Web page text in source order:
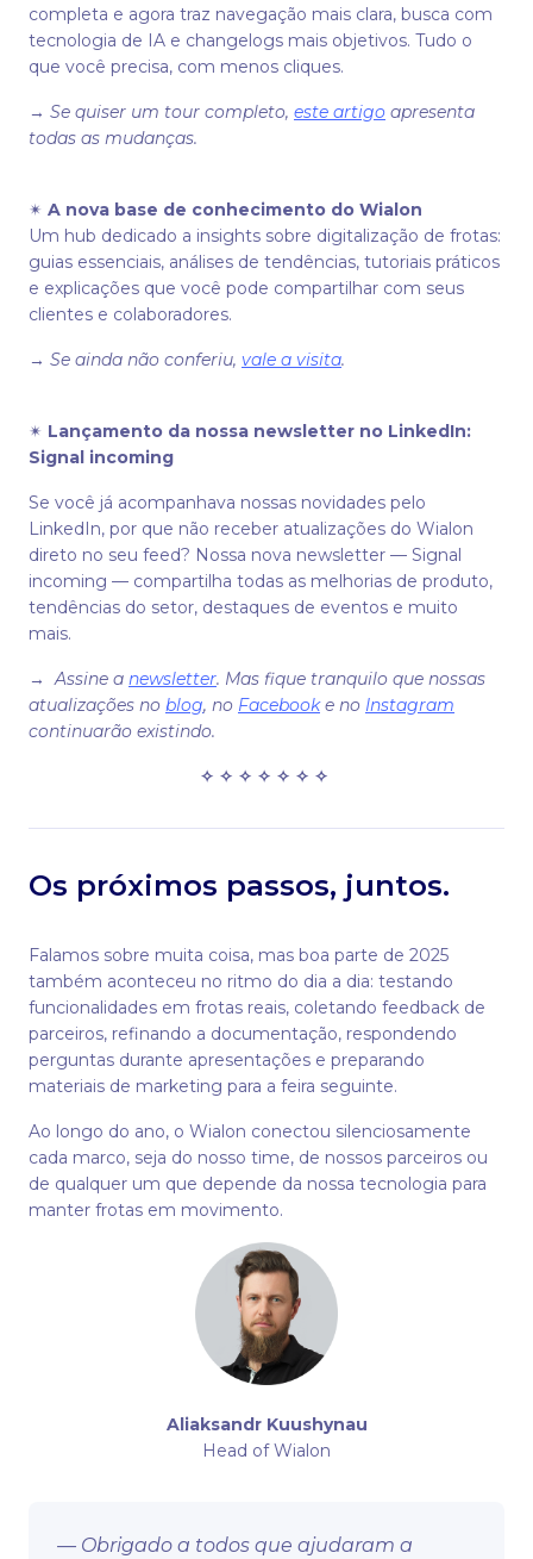
completa e agora traz navegação mais clara, busca com
tecnologia de IA e changelogs mais objetivos. Tudo o
que você precisa, com menos cliques.
→ Se quiser um tour completo, este artigo apresenta
todas as mudanças.
✴ A nova base de conhecimento do Wialon
Um hub dedicado a insights sobre digitalização de frotas:
guias essenciais, análises de tendências, tutoriais práticos
e explicações que você pode compartilhar com seus
clientes e colaboradores.
→ Se ainda não conferiu, vale a visita.
✴ Lançamento da nossa newsletter no LinkedIn:
Signal incoming
Se você já acompanhava nossas novidades pelo
LinkedIn, por que não receber atualizações do Wialon
direto no seu feed? Nossa nova newsletter — Signal
incoming — compartilha todas as melhorias de produto,
tendências do setor, destaques de eventos e muito
mais.
→ Assine a newsletter. Mas fique tranquilo que nossas
atualizações no blog, no Facebooke no Instagram
continuarão existindo.
✧ ✧ ✧ ✧ ✧ ✧ ✧
Os próximos passos, juntos.
Falamos sobre muita coisa, mas boa parte de 2025
também aconteceu no ritmo do dia a dia: testando
funcionalidades em frotas reais, coletando feedback de
parceiros, refinando a documentação, respondendo
perguntas durante apresentações e preparando
materiais de marketing para a feira seguinte.
Ao longo do ano, o Wialon conectou silenciosamente
cada marco, seja do nosso time, de nossos parceiros ou
de qualquer um que depende da nossa tecnologia para
manter frotas em movimento.
Aliaksandr Kuushynau
Head of Wialon
— Obrigado a todos que ajudaram a